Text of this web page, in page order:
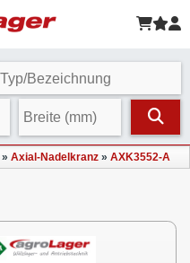
» Axial-Nadelkranz » AXK3552-A